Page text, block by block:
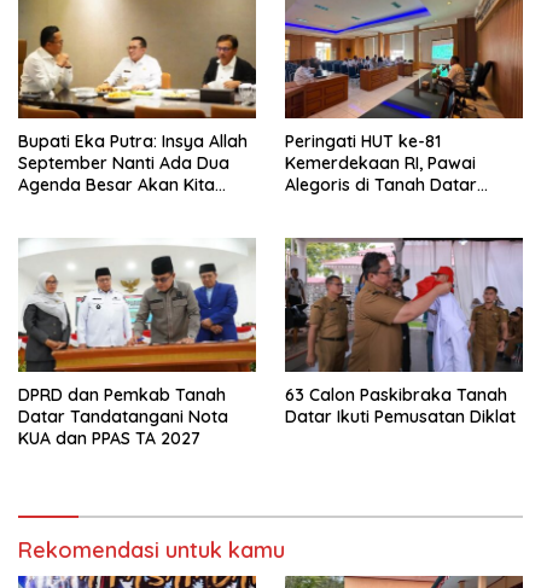
Bupati Eka Putra: Insya Allah
September Nanti Ada Dua
Agenda Besar Akan Kita
Peringati HUT ke-81
Kemerdekaan RI, Pawai
Alegoris di Tanah Datar
DPRD dan Pemkab Tanah
Datar Tandatangani Nota
KUA dan PPAS TA 2027
63 Calon Paskibraka Tanah
Datar Ikuti Pemusatan Diklat
Rekomendasi untuk kamu